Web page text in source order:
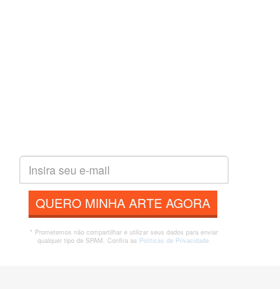
QUERO MINHA ARTE AGORA
* Prometemos não compartilhar e utilizar seus dados para enviar
qualquer tipo de SPAM. Confira as Políticas de Privacidade.